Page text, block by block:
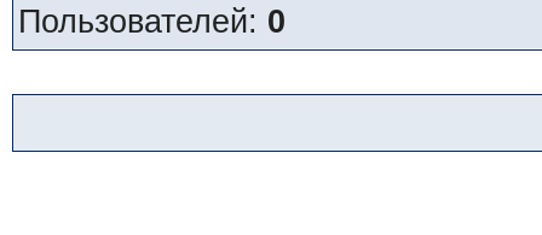
Пользователей: 0